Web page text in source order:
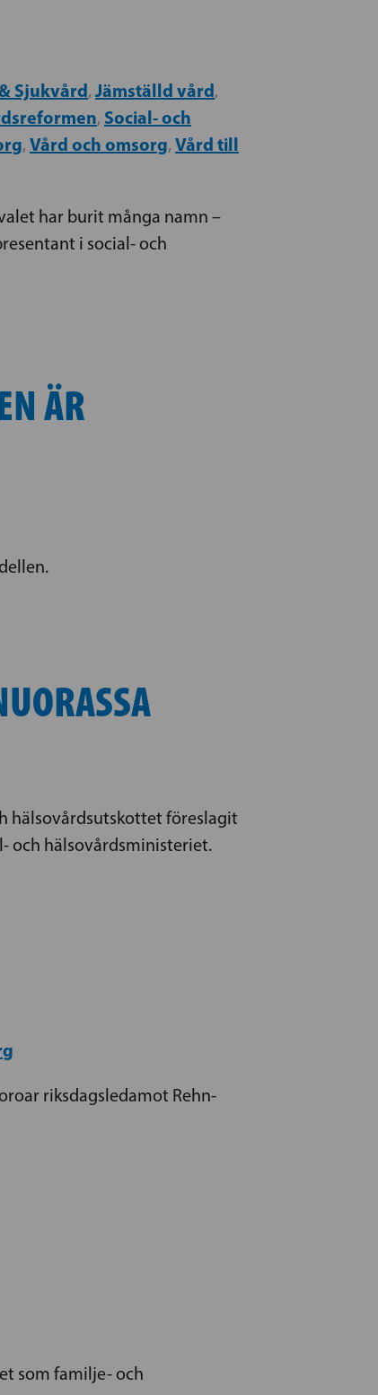
Sjukvård, Jämställd vård,
, Social- och
, Vård och omsorg, Vård till
har burit många namn –
i social- och
ÄR
hälsovårdsutskottet föreslagit
och hälsovårdsministeriet.
riksdagsledamot Rehn-
som familje- och